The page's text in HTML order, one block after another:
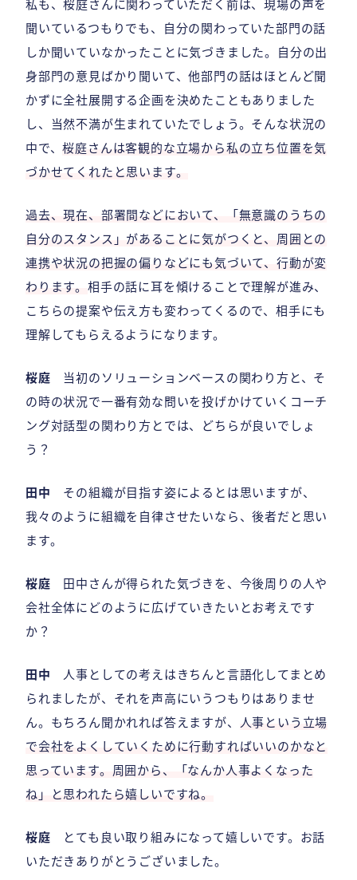
聞いているつもりでも、自分の関わっていた部門の話
しか聞いていなかったことに気づきました。自分の出
身部門の意見ばかり聞いて、他部門の話はほとんど聞
かずに全社展開する企画を決めたこともありました
し、当然不満が生まれていたでしょう。そんな状況の
中で、桜庭さんは客観的な立場から私の立ち位置を気
づかせてくれたと思います。
過去、現在、部署間などにおいて、「無意識のうちの
自分のスタンス」があることに気がつくと、周囲との
連携や状況の把握の偏りなどにも気づいて、行動が変
わります。 相手の話に耳を傾けることで理解が進み、
こちらの提案や伝え方も変わってくるので、相手にも
理解してもらえるようになります。
桜庭 当初のソリューションベースの関わり方と、そ
の時の状況で一番有効な問いを投げかけていくコーチ
ング対話型の関わり方とでは、どちらが良いでしょ
う？
田中 その組織が目指す姿によるとは思いますが、
我々のように組織を自律させたいなら、後者だと思い
ます。
桜庭 田中さんが得られた気づきを、今後周りの人や
会社全体にどのように広げていきたいとお考えです
か？
田中 人事としての考えはきちんと言語化してまとめ
られましたが、それを声高にいうつもりはありませ
ん。もちろん聞かれれば答えますが、
人事という立場
で会社をよくしていくために行動すればいいのかなと
思っています。周囲から、「なんか人事よくなった
ね」と思われたら嬉しいですね。
桜庭 とても良い取り組みになって嬉しいです。お話
いただきありがとうございました。